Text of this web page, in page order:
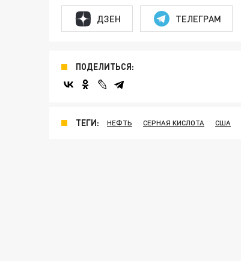
ДЗЕН ТЕЛЕГРАМ
ПОДЕЛИТЬСЯ:
ТЕГИ: НЕФТЬ СЕРНАЯ КИСЛОТА США